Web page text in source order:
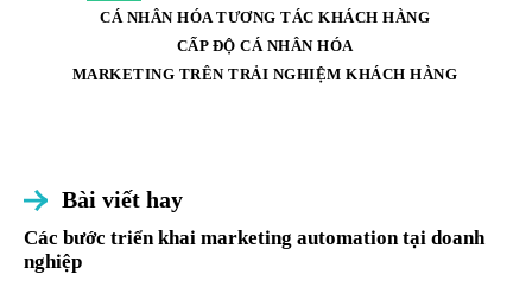
CÁ NHÂN HÓA TƯƠNG TÁC KHÁCH HÀNG
CẤP ĐỘ CÁ NHÂN HÓA
MARKETING TRÊN TRẢI NGHIỆM KHÁCH HÀNG
Bài viết hay
Các bước triển khai marketing automation tại doanh
nghiệp